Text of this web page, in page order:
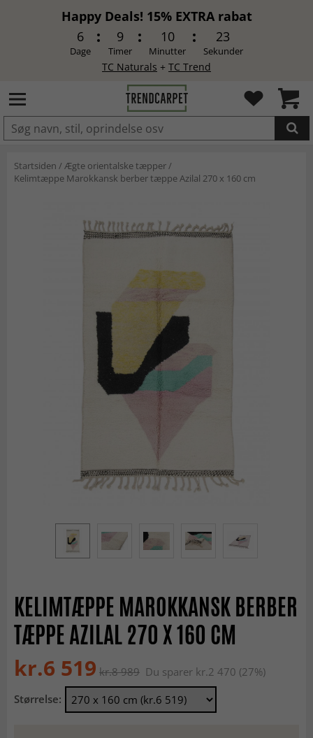
Happy Deals! 15% EXTRA rabat
6
Dage
9
Timer
10
Minutter
22
Sekunder
TC Naturals + TC Trend
LAGT I INDKØBSKURVEN.
Startsiden /Ægte orientalske tæpper/
Kelimtæppe Marokkansk berber tæppe Azilal 270 x 160 cm
KELIMTÆPPE MAROKKANSK BERBER
TÆPPE AZILAL 270 X 160 CM
kr.6 519 kr.8 989 Du sparer kr.2 470 (27%)
Størrelse: